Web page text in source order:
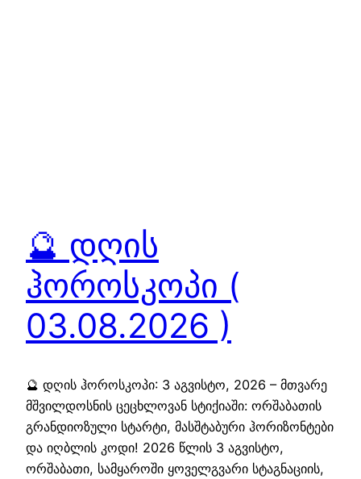
🔮 დღის
ჰოროსკოპი (
03.08.2026 )
🔮 დღის ჰოროსკოპი: 3 აგვისტო, 2026 – მთვარე
მშვილდოსნის ცეცხლოვან სტიქიაში: ორშაბათის
გრანდიოზული სტარტი, მასშტაბური ჰორიზონტები
და იღბლის კოდი! 2026 წლის 3 აგვისტო,
ორშაბათი, სამყაროში ყოველგვარი სტაგნაციის,